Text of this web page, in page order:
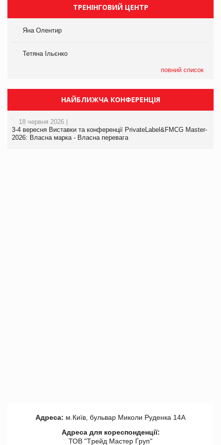
ТРЕНІНГОВИЙ ЦЕНТР
Яна Олентир
Тетяна Ільєнко
повний список
НАЙБЛИЖЧА КОНФЕРЕНЦІЯ
18 червня 2026 |
3-4 вересня Виставки та конференції PrivateLabel&FMCG Master-
2026: Власна марка - Власна перевага
Адреса: м.Київ, бульвар Миколи Руденка 14А
Адреса для кореспонденції:
ТОВ "Tрейд Мастер Груп"